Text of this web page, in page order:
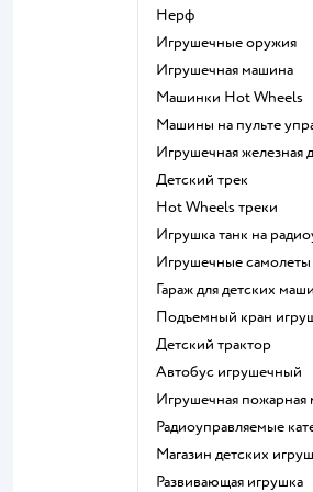
Нерф
Игрушечные оружия
Игрушечная машина
Машинки Hot Wheels
Машины на пульте
Игрушечная железная
Детский трек
Hot Wheels треки
Игрушка танк на
Игрушечные самолеты
Гараж для детских
Подъемный кран
Детский трактор
Автобус игрушечный
Игрушечная
Радиоуправляемые
Магазин детских
Развивающая игрушка